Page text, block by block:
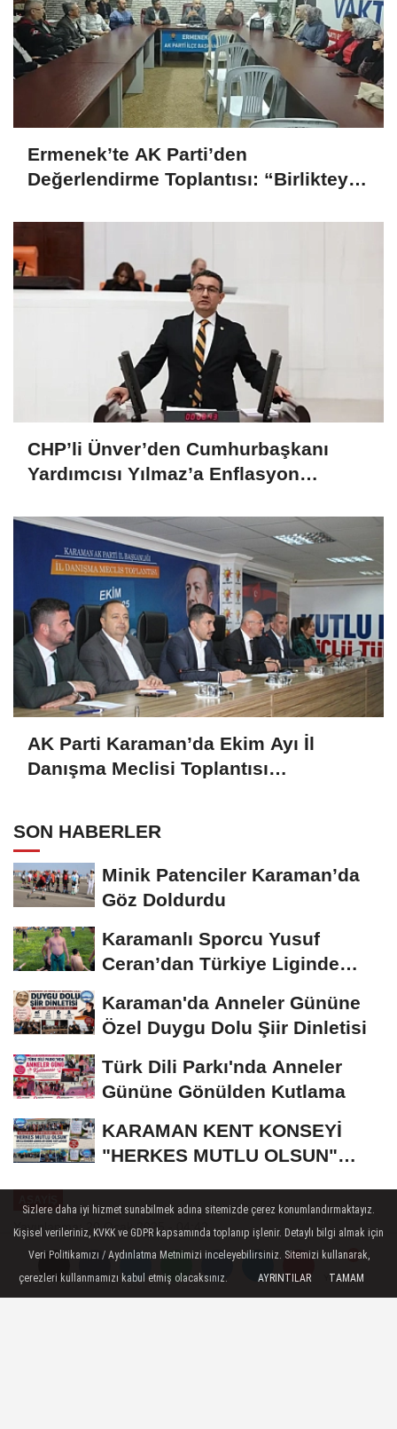
Yorumlar
Ermenek’te AK Parti’den
Değerlendirme Toplantısı: “Birlikteyiz,
CHP’li Ünver’den Cumhurbaşkanı
Yardımcısı Yılmaz’a Enflasyon
Iskalanıyor?
AK Parti Karaman’da Ekim Ayı İl
Danışma Meclisi Toplantısı
SON HABERLER
Minik Patenciler Karaman’da
Göz Doldurdu
Karamanlı Sporcu Yusuf
Ceran’dan Türkiye Liginde
Karaman'da Anneler Gününe
Özel Duygu Dolu Şiir Dinletisi
Türk Dili Parkı'nda Anneler
Gününe Gönülden Kutlama
KARAMAN KENT KONSEYİ
"HERKES MUTLU OLSUN"
GÜNÜNE...
Yayınlanma: 20 Ocak 2025 - 04:42
Karaman'da genç adam evinde ölü
bulundu
Yorumlar
Sizlere daha iyi hizmet sunabilmek adına sitemizde çerez konumlandırmaktayız.
Kişisel verileriniz, KVKK ve GDPR kapsamında toplanıp işlenir. Detaylı bilgi almak için
Veri Politikamızı / Aydınlatma Metnimizi inceleyebilirsiniz. Sitemizi kullanarak,
çerezleri kullanmamızı kabul etmiş olacaksınız.
AYRINTILAR TAMAM